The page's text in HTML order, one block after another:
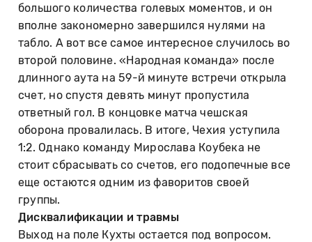
большого количества голевых моментов, и он
вполне закономерно завершился нулями на
табло. А вот все самое интересное случилось во
второй половине. «Народная команда» после
длинного аута на 59-й минуте встречи открыла
счет, но спустя девять минут пропустила
ответный гол. В концовке матча чешская
оборона провалилась. В итоге, Чехия уступила
1:2. Однако команду Мирослава Коубека не
стоит сбрасывать со счетов, его подопечные все
еще остаются одним из фаворитов своей
группы.
Дисквалификации и травмы
Выход на поле Кухты остается под вопросом.